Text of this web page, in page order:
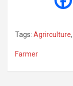
Tags: Agrirculture,
Farmer